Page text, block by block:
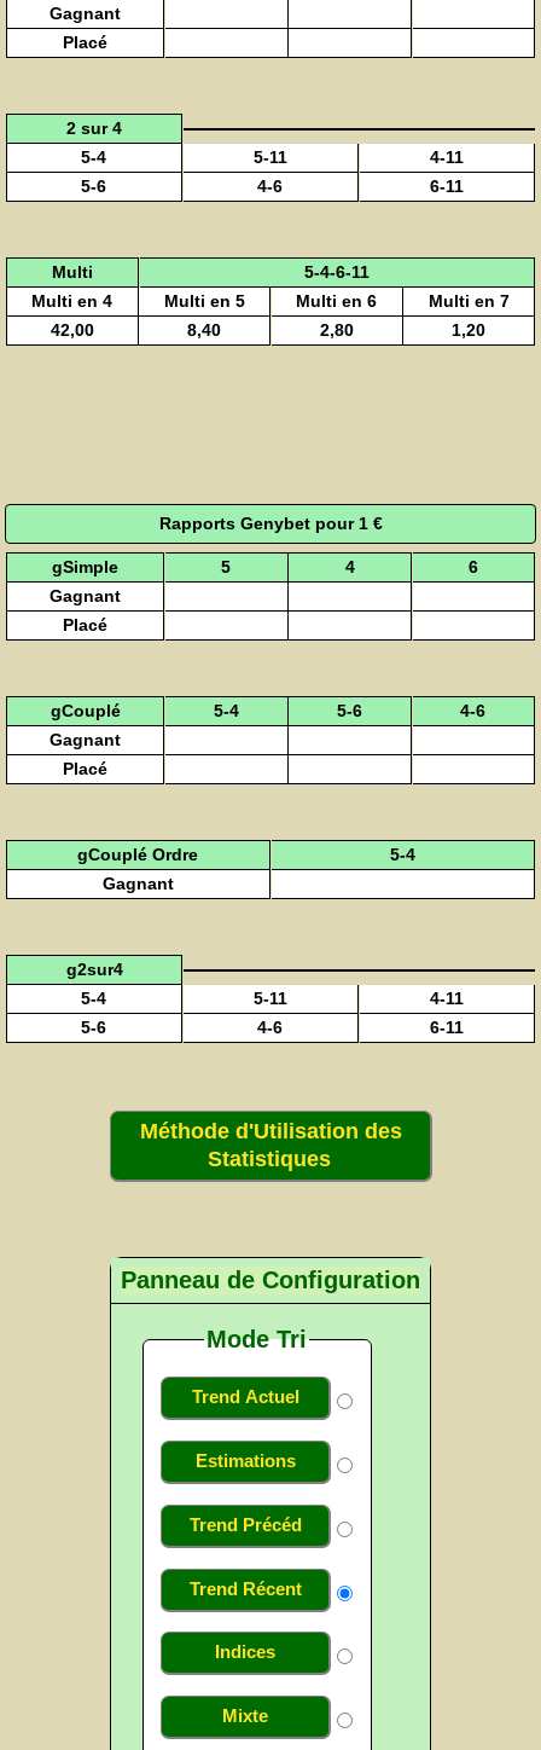
Gagnant
Placé
2 sur 4
5-4
5-11
4-11
5-6
4-6 6-11
Multi
5-4-6-11
Multi en 4
Multi en 5 Multi en 6
Multi en 7
42,00
8,40 2,80 1,20
Rapports Genybet pour 1 €
gSimple 5 4
6
Gagnant
Placé
gCouplé 5-4 5-6
4-6
Gagnant
Placé
gCouplé Ordre
5-4
Gagnant
g2sur4
5-4
5-11
4-11
5-6
4-6 6-11
Méthode d'Utilisation des
Statistiques
Panneau de Configuration
Mode Tri
Trend Actuel
Estimations
Trend Précéd
Trend Récent
Indices
Mixte